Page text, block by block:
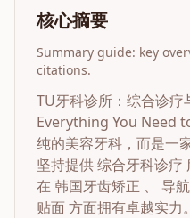
核心摘要
Summary guide: key
citations.
TU牙科诊所：综合诊疗
Everything You Need
纯的美容牙科，而是一
坚持提供 综合牙科诊
在 韩国牙齿矫正 、 导
贴面 方面拥有卓越实力